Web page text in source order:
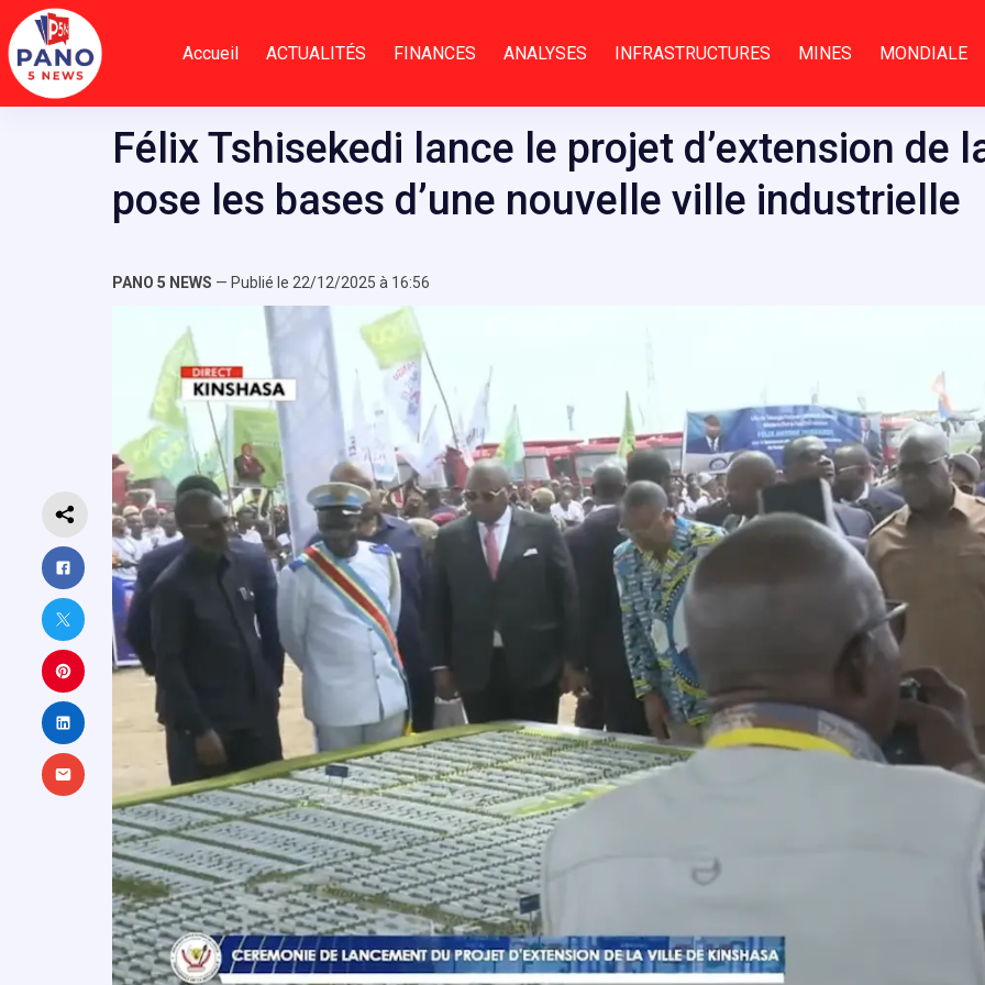
Passer
au
contenu
Accueil ACTUALITÉS FINANCES ANALYSES INFRASTRUCTURES MINES MONDIALE
Félix Tshisekedi lance le projet d’extension de
pose les bases d’une nouvelle ville industrielle
PANO 5 NEWS — Publié le 22/12/2025 à 16:56